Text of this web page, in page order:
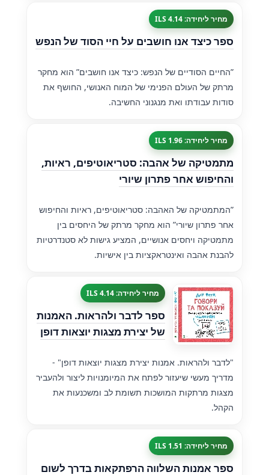
מחיר ליחידה: 4.14 ILS
ספר כיצד אנו חושבים על חיי הסוד של הנפש
”החיים הסודיים של הנפש: כיצד אנו חושבים” הוא מחקר
מרתק של העולם הפנימי של המוח האנושי, החושף את
סודות עבודתו ואת מנגנוני החשיבה.
מחיר ליחידה: 1.96 ILS
מתמטיקה של אהבה: סטריאוטיפים, ראיות,
והחיפוש אחר פתרון שיורי
”המתמטיקה של האהבה: סטריאוטיפים, ראיות והחיפוש
אחר פתרון שיורי” הוא מחקר מרתק של היחסים בין
מתמטיקה ויחסים אנושיים, המציע גישות לא סטנדרטיות
להבנת אהבה ואינטראקציות בין אישיות.
מחיר ליחידה: 4.14 ILS
ספר לדבר ולהראות. האמנות
של יצירת מצגות יוצאות דופן
"לדבר ולהראות. אמנות יצירת מצגות יוצאות דופן" -
מדריך מעשי שיעזור לפתח את המיומנויות ליצור ולהעביר
מצגות מרתקות המושכות תשומת לב ומשכנעות את
הקהל.
מחיר ליחידה: 1.51 ILS
ספר אמנות השלווה הרפתקאות בדרך לשום